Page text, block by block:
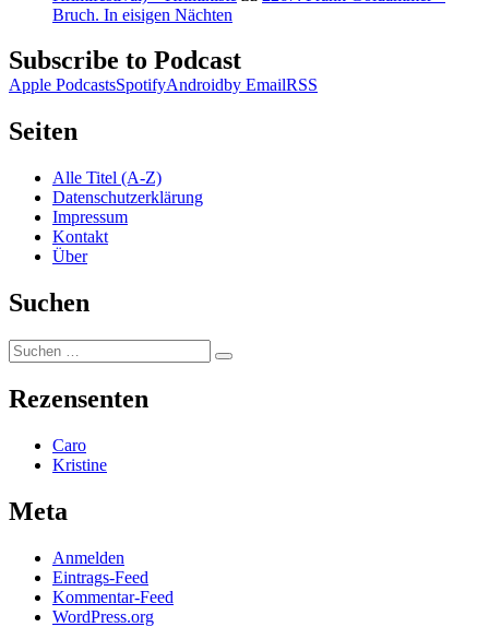
Bruch. In eisigen Nächten
Subscribe to Podcast
Apple PodcastsSpotifyAndroidby EmailRSS
Seiten
Alle Titel (A-Z)
Datenschutzerklärung
Impressum
Kontakt
Über
Suchen
Suchen
nach:
Suchen
Rezensenten
Caro
Kristine
Meta
Anmelden
Eintrags-Feed
Kommentar-Feed
WordPress.org